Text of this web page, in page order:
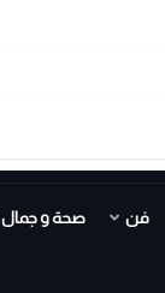
فن صحة و جمال